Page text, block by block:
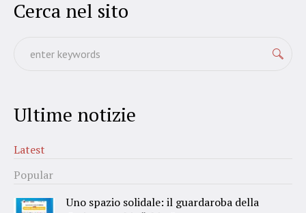
Cerca nel sito
Ultime notizie
Latest
Popular
Uno spazio solidale: il guardaroba della